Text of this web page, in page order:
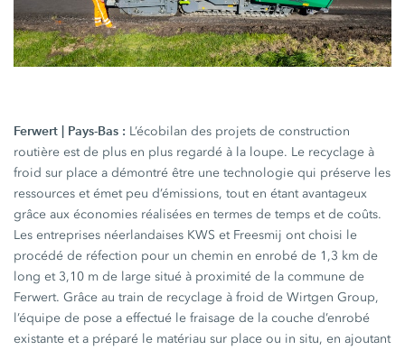
Ferwert | Pays-Bas : L’écobilan des projets de construction
routière est de plus en plus regardé à la loupe. Le recyclage à
froid sur place a démontré être une technologie qui préserve les
ressources et émet peu d’émissions, tout en étant avantageux
grâce aux économies réalisées en termes de temps et de coûts.
Les entreprises néerlandaises KWS et Freesmij ont choisi le
procédé de réfection pour un chemin en enrobé de 1,3 km de
long et 3,10 m de large situé à proximité de la commune de
Ferwert. Grâce au train de recyclage à froid de Wirtgen Group,
l’équipe de pose a effectué le fraisage de la couche d’enrobé
existante et a préparé le matériau sur place ou in situ, en ajoutant